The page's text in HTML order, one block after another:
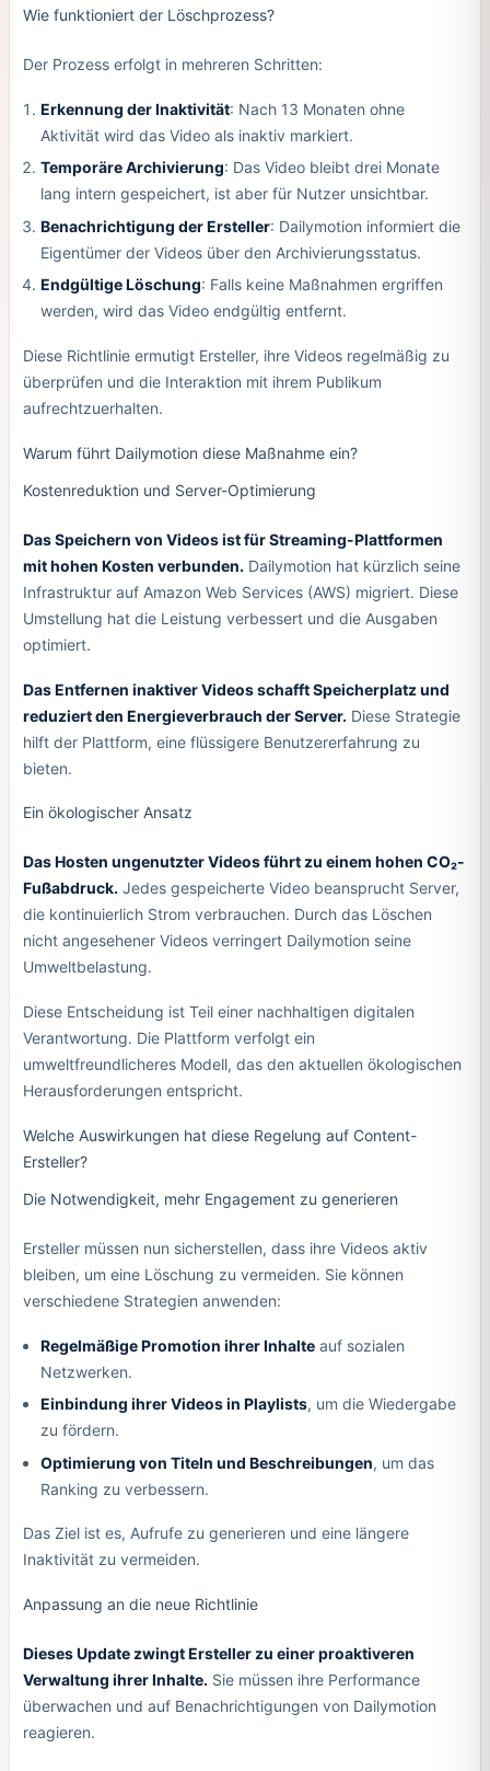
Wie funktioniert der Löschprozess?
Der Prozess erfolgt in mehreren Schritten:
Erkennung der Inaktivität: Nach 13 Monaten ohne
Aktivität wird das Video als inaktiv markiert.
Temporäre Archivierung: Das Video bleibt drei Monate
lang intern gespeichert, ist aber für Nutzer unsichtbar.
Benachrichtigung der Ersteller: Dailymotion informiert die
Eigentümer der Videos über den Archivierungsstatus.
Endgültige Löschung: Falls keine Maßnahmen ergriffen
werden, wird das Video endgültig entfernt.
Diese Richtlinie ermutigt Ersteller, ihre Videos regelmäßig zu
überprüfen und die Interaktion mit ihrem Publikum
aufrechtzuerhalten.
Warum führt Dailymotion diese Maßnahme ein?
Kostenreduktion und Server-Optimierung
Das Speichern von Videos ist für Streaming-Plattformen
mit hohen Kosten verbunden. Dailymotion hat kürzlich seine
Infrastruktur auf Amazon Web Services (AWS) migriert. Diese
Umstellung hat die Leistung verbessert und die Ausgaben
optimiert.
Das Entfernen inaktiver Videos schafft Speicherplatz und
reduziert den Energieverbrauch der Server. Diese Strategie
hilft der Plattform, eine flüssigere Benutzererfahrung zu
bieten.
Ein ökologischer Ansatz
Das Hosten ungenutzter Videos führt zu einem hohen CO₂-
Fußabdruck. Jedes gespeicherte Video beansprucht Server,
die kontinuierlich Strom verbrauchen. Durch das Löschen
nicht angesehener Videos verringert Dailymotion seine
Umweltbelastung.
Diese Entscheidung ist Teil einer nachhaltigen digitalen
Verantwortung. Die Plattform verfolgt ein
umweltfreundlicheres Modell, das den aktuellen ökologischen
Herausforderungen entspricht.
Welche Auswirkungen hat diese Regelung auf Content-
Ersteller?
Die Notwendigkeit, mehr Engagement zu generieren
Ersteller müssen nun sicherstellen, dass ihre Videos aktiv
bleiben, um eine Löschung zu vermeiden. Sie können
verschiedene Strategien anwenden:
Regelmäßige Promotion ihrer Inhalteauf sozialen
Netzwerken.
Einbindung ihrer Videos in Playlists, um die Wiedergabe
zu fördern.
Optimierung von Titeln und Beschreibungen, um das
Ranking zu verbessern.
Das Ziel ist es, Aufrufe zu generieren und eine längere
Inaktivität zu vermeiden.
Anpassung an die neue Richtlinie
Dieses Update zwingt Ersteller zu einer proaktiveren
Verwaltung ihrer Inhalte. Sie müssen ihre Performance
überwachen und auf Benachrichtigungen von Dailymotion
reagieren.